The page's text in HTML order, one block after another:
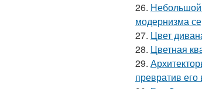
26. Небольшой
модернизма
27. Цвет
28. Цветная
29.
превратив